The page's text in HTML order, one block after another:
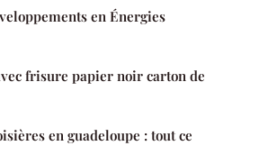
en Énergies
frisure papier noir carton de
en guadeloupe : tout ce